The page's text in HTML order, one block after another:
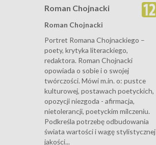
Roman Chojnacki
Roman Chojnacki
Portret Romana Chojnackiego –
poety, krytyka literackiego,
redaktora. Roman Chojnacki
opowiada o sobie i o swojej
twórczości. Mówi m.in. o: pustce
kulturowej, postawach poetyckich,
opozycji niezgoda - afirmacja,
nietolerancji, poetyckim milczeniu.
Podkreśla potrzebę odbudowania
świata wartości i wagę stylistycznej
jakości...